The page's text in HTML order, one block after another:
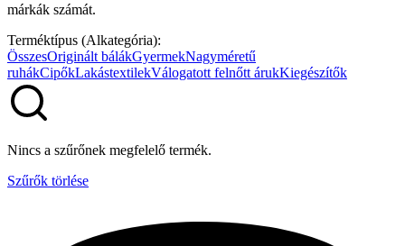
márkák számát.
Terméktípus (Alkategória):
ÖsszesOriginált bálákGyermekNagyméretű
ruhákCipőkLakástextilekVálogatott felnőtt árukKiegészítők
Nincs a szűrőnek megfelelő termék.
Szűrők törlése